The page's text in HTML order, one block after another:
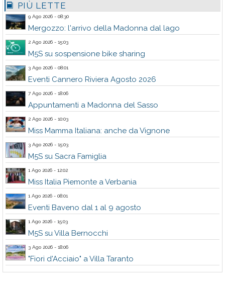
PIÙ LETTE
9 Ago 2026 - 08:30
Mergozzo: l'arrivo della Madonna dal lago
2 Ago 2026 - 15:03
M5S su sospensione bike sharing
3 Ago 2026 - 08:01
Eventi Cannero Riviera Agosto 2026
7 Ago 2026 - 18:06
Appuntamenti a Madonna del Sasso
2 Ago 2026 - 10:03
Miss Mamma Italiana: anche da Vignone
3 Ago 2026 - 15:03
M5S su Sacra Famiglia
1 Ago 2026 - 12:02
Miss Italia Piemonte a Verbania
1 Ago 2026 - 08:01
Eventi Baveno dal 1 al 9 agosto
1 Ago 2026 - 15:03
M5S su Villa Bernocchi
3 Ago 2026 - 18:06
"Fiori d'Acciaio" a Villa Taranto